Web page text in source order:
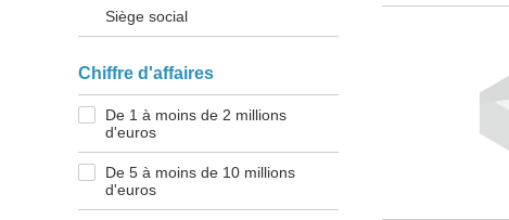
Siège social
Chiffre d'affaires
De 1 à moins de 2 millions
d'euros
De 5 à moins de 10 millions
d'euros